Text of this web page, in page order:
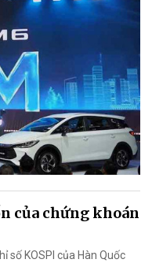
của chứng khoán
số KOSPI của Hàn Quốc